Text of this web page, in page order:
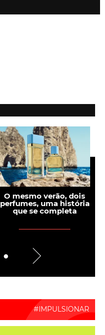
O mesmo verão, dois
perfumes, uma história
que se completa